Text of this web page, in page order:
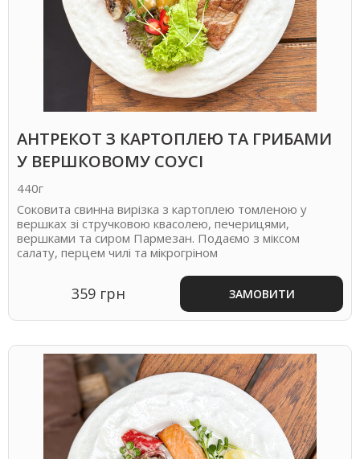
АНТРЕКОТ З КАРТОПЛЕЮ ТА ГРИБАМИ
У ВЕРШКОВОМУ СОУСІ
440г
Соковита свинна вирізка з картоплею томленою у
вершках зі стручковою квасолею, печерицями,
вершками та сиром Пармезан. Подаємо з міксом
салату, перцем чилі та мікрогріном
359 грн ЗАМОВИТИ